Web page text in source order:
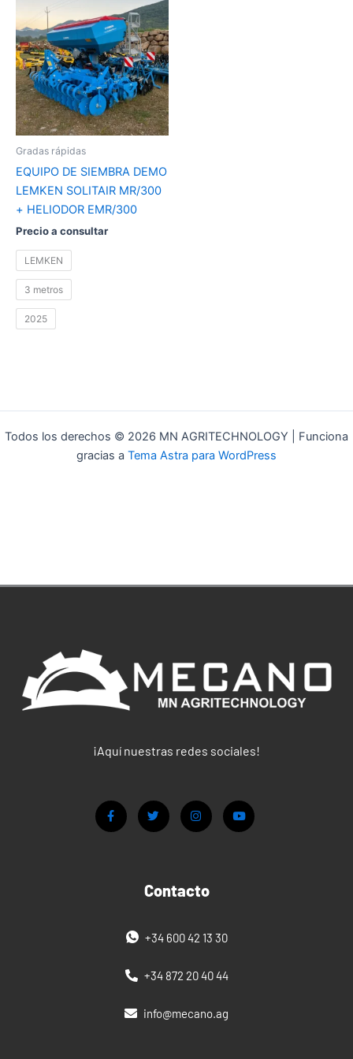
Gradas rápidas
EQUIPO DE SIEMBRA DEMO
LEMKEN SOLITAIR MR/300
+ HELIODOR EMR/300
Precio a consultar
LEMKEN
3 metros
2025
producto
tiene
múltiples
variantes.
Las
opciones
se
en
la
página
de
producto
Todos los derechos © 2026 MN AGRITECHNOLOGY | Funciona
gracias a Tema Astra para WordPress
¡Aquí nuestras redes sociales!
Contacto
+34 600 42 13 30
+34 872 20 40 44
info@mecano.ag